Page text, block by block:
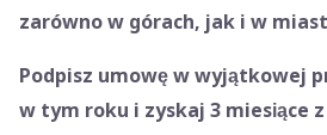
zarówno w górach, jak i w
Podpisz umowę w wyjątkowej
w tym roku i zyskaj 3 miesiące